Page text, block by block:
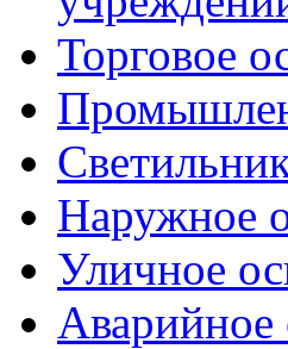
Торговое
Наружное
Уличное
Аварийное